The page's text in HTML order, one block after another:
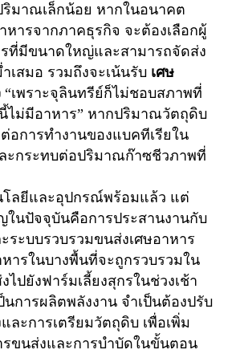
มาณเล็กน้อย หากในอนาคต
หารจากภาคธุรกิจ จะต้องเลือกผู้
ที่มีขนาดใหญ่และสามารถจัดส่ง
เสมอ รวมถึงจะเน้นรับ เศษ
“เพราะจุลินทรีย์ก็ไม่ชอบสภาพที่
ไม่มีอาหาร” หากปริมาณวัตถุดิบ
อการทำงานของแบคทีเรียใน
ะกระทบต่อปริมาณก๊าซชีวภาพที่
โลยีและอุปกรณ์พร้อมแล้ว แต่
นปัจจุบันคือการประสานงานกับ
ระบบรวบรวมขนส่งเศษอาหาร
หารในบางพื้นที่จะถูกรวบรวมใน
ไปยังฟาร์มเลี้ยงสุกรในช่วงเช้า
นการผลิตพลังงาน จำเป็นต้องปรับ
ละการเตรียมวัตถุดิบ เพื่อเพิ่ม
ขนส่งและการบำบัดในขั้นตอน